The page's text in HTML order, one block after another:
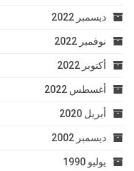
ديسمبر 2022
نوفمبر 2022
أكتوبر 2022
أغسطس 2022
أبريل 2020
ديسمبر 2002
يوليو 1990